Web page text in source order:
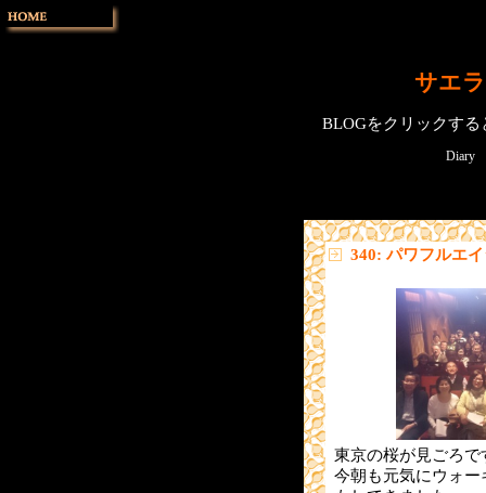
サエ
BLOGをクリックす
Diary
340: パワフルエ
東京の桜が見ごろで
今朝も元気にウォ